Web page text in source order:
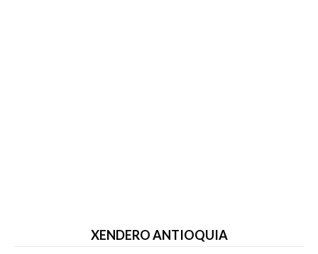
XENDERO ANTIOQUIA